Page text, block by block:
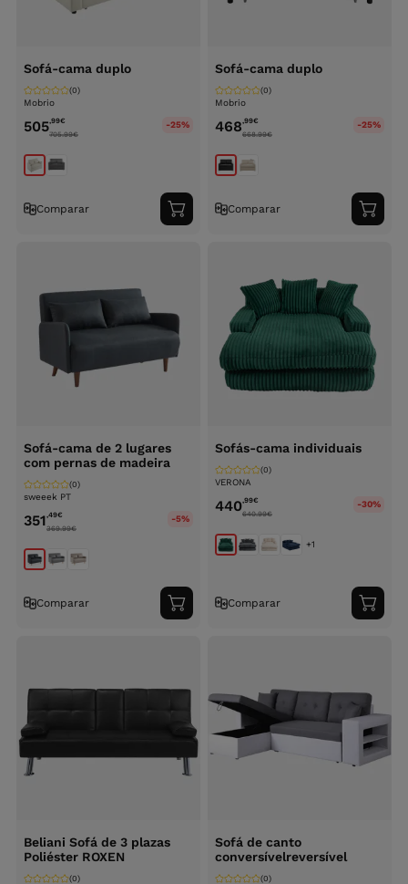
Sofá-cama duplo
Mobrio
(0)
505,99€
705.99€
-25%
Comparar
Adicionar
ao
Sofá-cama duplo
Mobrio
(0)
468,99€
668.99€
-25%
Comparar
ao
Sofá-cama de 2 lugares
com pernas de madeira
sweeek PT
(0)
351,49€
369.99€
-5%
Comparar
Adicionar
ao
Sofás-cama individuais
VERONA
(0)
440,99€
640.99€
-30%
+1
Comparar
ao
Beliani Sofá de 3 plazas
Poliéster ROXEN
(0)
Sofá de canto
conversívelreversível
(0)